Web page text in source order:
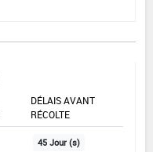
DÉLAIS AVANT
RÉCOLTE
45 Jour (s)